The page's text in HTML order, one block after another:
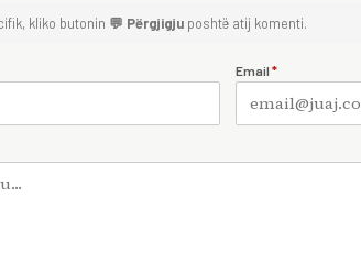
kliko butonin 💬 Përgjigju poshtë atij komenti.
Email *